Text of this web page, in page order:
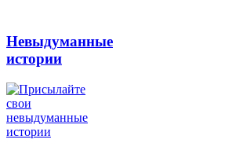
Невыдуманные
истории